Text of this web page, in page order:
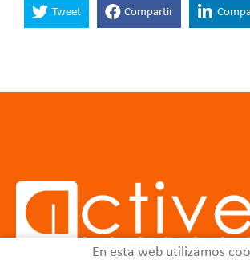
En esta web utilizamos
Tweet Compartir